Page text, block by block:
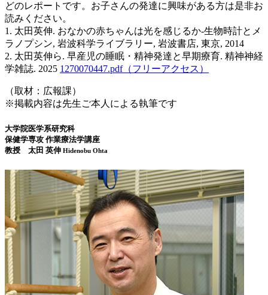
どのレポートです。お子さんの発達に興味がある方は是非お
読みください。
1. 太田英伸. おなかの赤ちゃんは光を感じるか-生物時計とメ
ラノプシン, 岩波科学ライブラリー, 岩波書店, 東京, 2014
2. 太田英伸ら. 早産児の睡眠・精神発達と早期療育. 精神神経
学雑誌. 2025 1270070447.pdf（フリーアクセス）
（取材：広報課）
※掲載内容は先生ご本人による執筆です
大学院医学系研究科
保健学専攻 作業療法学講座
教授 太田 英伸 Hidenobu Ohta